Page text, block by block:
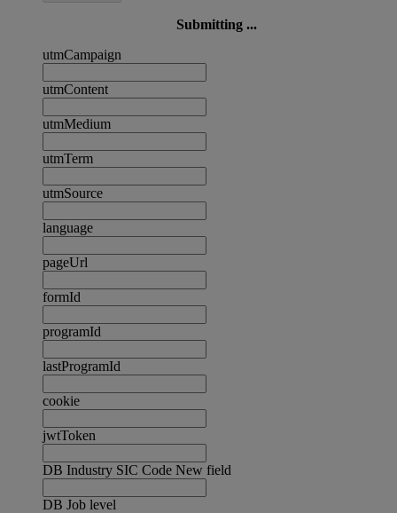
Submitting ...
utmCampaign
utmContent
utmMedium
utmTerm
utmSource
language
pageUrl
formId
programId
lastProgramId
cookie
jwtToken
DB Industry SIC Code New field
DB Job level